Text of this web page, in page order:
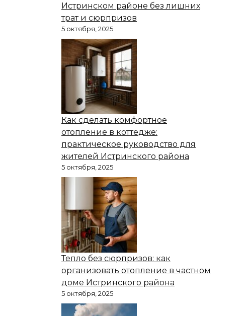
Истринском районе без лишних
трат и сюрпризов
5 октября, 2025
Как сделать комфортное
отопление в коттедже:
практическое руководство для
жителей Истринского района
5 октября, 2025
Тепло без сюрпризов: как
организовать отопление в частном
доме Истринского района
5 октября, 2025